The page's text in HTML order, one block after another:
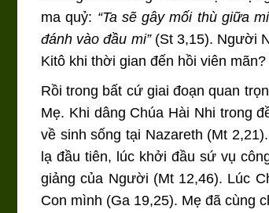
ma quỷ: “Ta sẽ gây mối thù giữa
đánh vào đầu mi”(St 3,15). Người
Kitô khi thời gian đến hồi viên
Rồi trong bất cứ giai đoạn quan
Mẹ. Khi dâng Chúa Hài Nhi trong
về sinh sống tại Nazareth (Mt
lạ đầu tiên, lúc khởi đầu sứ vụ
giảng của Người (Mt 12,46). Lúc
Con mình (Ga 19,25). Mẹ đã cùng